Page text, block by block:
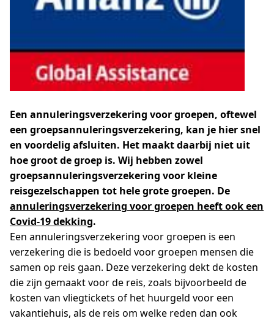
Een annuleringsverzekering voor groepen, oftewel
een groepsannuleringsverzekering, kan je hier snel
en voordelig afsluiten. Het maakt daarbij niet uit
hoe groot de groep is. Wij hebben zowel
groepsannuleringsverzekering voor kleine
reisgezelschappen tot hele grote groepen. De
annuleringsverzekering voor groepen heeft ook een
Covid-19 dekking.
Een annuleringsverzekering voor groepen is een
verzekering die is bedoeld voor groepen mensen die
samen op reis gaan. Deze verzekering dekt de kosten
die zijn gemaakt voor de reis, zoals bijvoorbeeld de
kosten van vliegtickets of het huurgeld voor een
vakantiehuis, als de reis om welke reden dan ook